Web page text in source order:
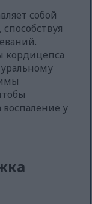
собой
кордицепса
у